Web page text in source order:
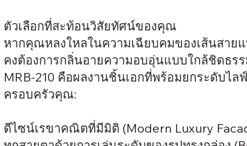
ตัวเลือกที่สะท้อนวิสัยทัศน์ของคุณ
หากคุณหลงใหลในความเฉียบคมของเส้นสาย
คงต้องการกลิ่นอายความอบอุ่นแบบใกล้ชิดธร
MRB-210 คือผลงานชิ้นเอกที่พร้อมยกระดับไล
ครอบครัวคุณ:
ดีไซน์เรขาคณิตที่มีมิติ (Modern Luxury